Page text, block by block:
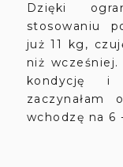
Dzięki
stosowaniu
już 11 kg,
niż
kondycję i
zaczynałam
wchodzę na 6